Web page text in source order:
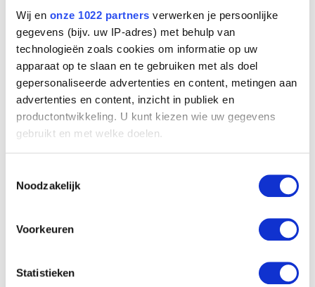
Wij en onze 1022 partners verwerken je persoonlijke
gegevens (bijv. uw IP-adres) met behulp van
technologieën zoals cookies om informatie op uw
apparaat op te slaan en te gebruiken met als doel
gepersonaliseerde advertenties en content, metingen aan
advertenties en content, inzicht in publiek en
productontwikkeling. U kunt kiezen wie uw gegevens
gebruikt en met welke doelen.
Informatie verzamelen over uw geografische
locatie, die tot een paar meter nauwkeurig kan zijn
scannen op specifieke eigenschappen (fingerprinting)
detailgedeeltein.
U kunt uw toestemming op elk moment wijzigen of
Noodzakelijk
Voorkeuren
Statistieken
Landschap
Adriaen Frans Boudewijns ; figuren toegeschreven aan Peter Bout